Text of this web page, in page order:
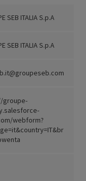
SEB ITALIA S.p.A
SEB ITALIA S.p.A
groupe-
webform?